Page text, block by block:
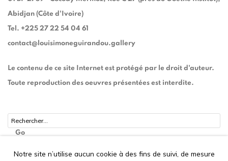
Abidjan (Côte d'Ivoire)
Tel. +225 27 22 54 04 61
contact@louisimoneguirandou.gallery
Le contenu de ce site Internet est protégé par le droit d'auteur.
Toute reproduction des oeuvres présentées est interdite.
Go
Notre site n’utilise aucun cookie à des fins de suivi, de mesure